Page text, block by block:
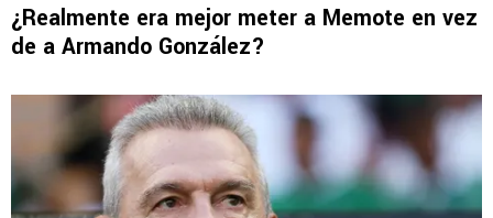
¿Realmente era mejor meter a Memote en vez
de a Armando González?